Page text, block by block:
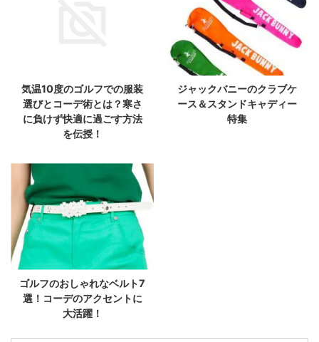
気温10度のゴルフでの服装
選びとコーデ術とは？寒さ
に負けず快適に過ごす方法
を伝授！
ジャックバニーのクラブケ
ース＆スタンドキャディー
特集
ゴルフのおしゃれなベルト7
選！コーデのアクセントに
大活躍！